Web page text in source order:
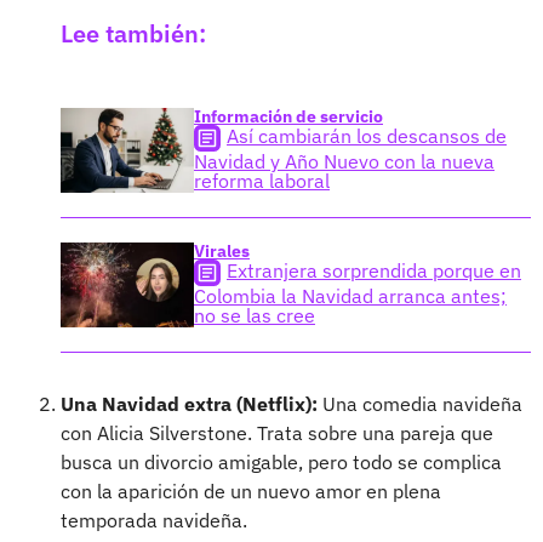
Lee también:
Información de servicio
Así cambiarán los descansos de
Navidad y Año Nuevo con la nueva
reforma laboral
Virales
Extranjera sorprendida porque en
Colombia la Navidad arranca antes;
no se las cree
Una Navidad extra (Netflix): Una comedia navideña
con Alicia Silverstone. Trata sobre una pareja que
busca un divorcio amigable, pero todo se complica
con la aparición de un nuevo amor en plena
temporada navideña.